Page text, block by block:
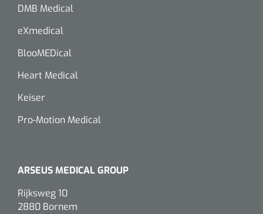
DMB Medical
eXmedical
BlooMEDical
Heart Medical
Keiser
Pro-Motion Medical
ARSEUS MEDICAL GROUP
Rijksweg 10
2880 Bornem